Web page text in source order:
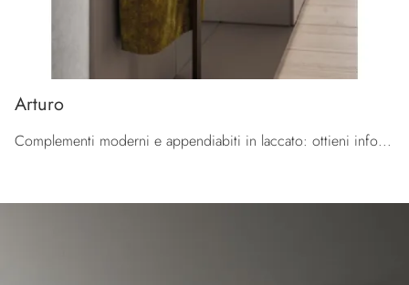
Arturo
Complementi moderni e appendiabiti in laccato: ottieni informazioni sul modello Arturo di Orme e potrai arricchire i tuoi interni.